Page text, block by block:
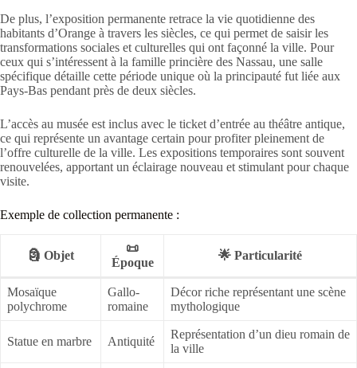
De plus, l’exposition permanente retrace la vie quotidienne des
habitants d’Orange à travers les siècles, ce qui permet de saisir les
transformations sociales et culturelles qui ont façonné la ville. Pour
ceux qui s’intéressent à la famille princière des Nassau, une salle
spécifique détaille cette période unique où la principauté fut liée aux
Pays-Bas pendant près de deux siècles.
L’accès au musée est inclus avec le ticket d’entrée au théâtre antique,
ce qui représente un avantage certain pour profiter pleinement de
l’offre culturelle de la ville. Les expositions temporaires sont souvent
renouvelées, apportant un éclairage nouveau et stimulant pour chaque
visite.
Exemple de collection permanente :
🗿 Objet
📜
Époque
🌟 Particularité
Mosaïque
polychrome
Gallo-
romaine
Décor riche représentant une scène
mythologique
Statue en marbre Antiquité
Représentation d’un dieu romain de
la ville